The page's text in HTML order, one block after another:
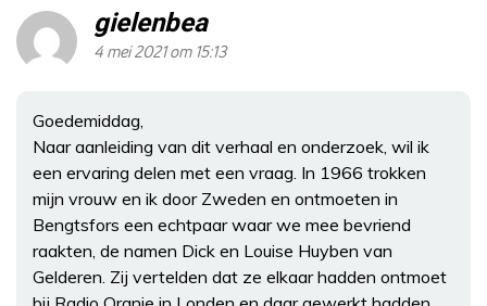
gielenbea
4 mei 2021 om 15:13
Goedemiddag,
Naar aanleiding van dit verhaal en onderzoek, wil ik
een ervaring delen met een vraag. In 1966 trokken
mijn vrouw en ik door Zweden en ontmoeten in
Bengtsfors een echtpaar waar we mee bevriend
raakten, de namen Dick en Louise Huyben van
Gelderen. Zij vertelden dat ze elkaar hadden ontmoet